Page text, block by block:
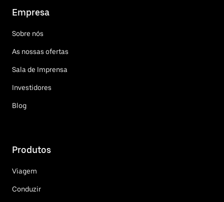
Empresa
Sobre nós
As nossas ofertas
Sala de Imprensa
Investidores
Blog
Produtos
Viagem
Conduzir